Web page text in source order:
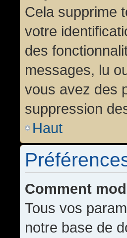
Cela supprime
votre
des
messages, lu
vous avez des
suppression
Haut
Comment
Tous vos
notre base de